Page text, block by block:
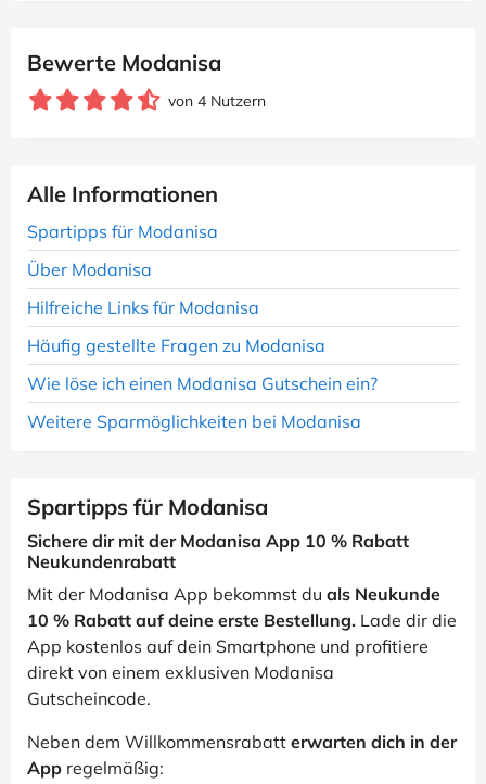
Bewerte Modanisa
von 4 Nutzern
Alle Informationen
Spartipps für Modanisa
Über Modanisa
Hilfreiche Links für Modanisa
Häufig gestellte Fragen zu Modanisa
Wie löse ich einen Modanisa Gutschein ein?
Weitere Sparmöglichkeiten bei Modanisa
Spartipps für Modanisa
Sichere dir mit der Modanisa App 10 % Rabatt
Neukundenrabatt
Mit der Modanisa App bekommst du als Neukunde
10 % Rabatt auf deine erste Bestellung. Lade dir die
App kostenlos auf dein Smartphone und profitiere
direkt von einem exklusiven Modanisa
Gutscheincode.
Neben dem Willkommensrabatt erwarten dich in der
App regelmäßig: